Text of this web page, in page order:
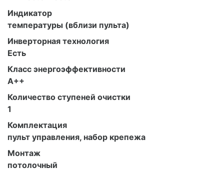
Индикатор
температуры (вблизи пульта)
Инверторная технология
Есть
Класс энергоэффективности
A++
Количество ступеней очистки
1
Комплектация
пульт управления, набор крепежа
Монтаж
потолочный